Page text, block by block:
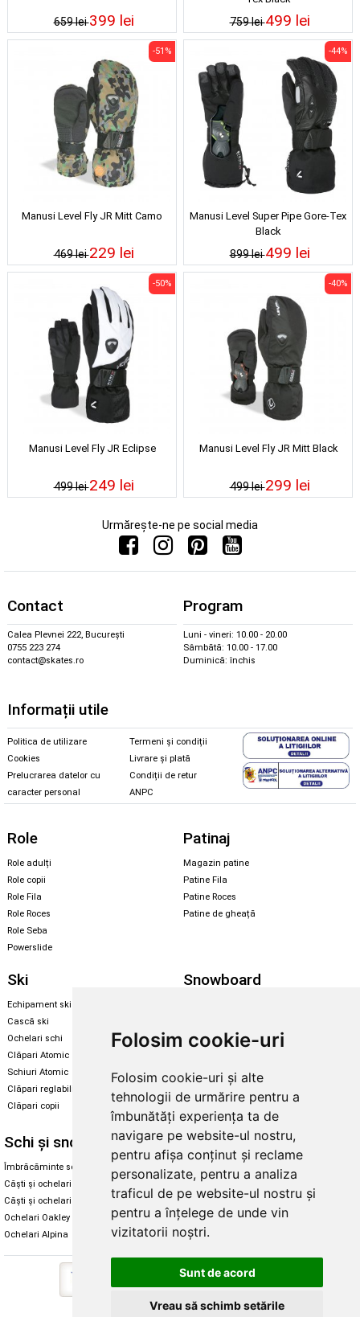
Folosim cookie-uri
Folosim cookie-uri și alte
tehnologii de urmărire pentru a
îmbunătăți experiența ta de
navigare pe website-ul nostru,
pentru afișa conținut și reclame
personalizate, pentru a analiza
traficul de pe website-ul nostru și
pentru a înțelege de unde vin
vizitatorii noștri.
Sunt de acord
Vreau să schimb setările
659 lei399 lei 759 lei499 lei
Manusi Level Fly JR Mitt Camo
469 lei
-51%
229 lei
Manusi Level Super Pipe Gore-Tex
Black
899 lei
-44%
499 lei
Manusi Level Fly JR Eclipse
499 lei
-50%
249 lei
Manusi Level Fly JR Mitt Black
499 lei
-40%
299 lei
Urmărește-ne pe social media
Contact
Calea Plevnei 222, București
0755 223 274
contact@skates.ro
Program
Luni - vineri: 10.00 - 20.00
Sâmbătă: 10.00 - 17.00
Duminică: închis
Informații utile
Politica de utilizare
Cookies
Prelucrarea datelor cu
caracter personal
Termeni și condiții
Livrare și plată
Condiții de retur
ANPC
Role
Role adulți
Role copii
Role Fila
Role Roces
Role Seba
Powerslide
Patinaj
Magazin patine
Patine Fila
Patine Roces
Patine de gheață
Ski
Echipament ski
Cască ski
Ochelari schi
Clăpari Atomic
Schiuri Atomic
Clăpari reglabili
Clăpari copii
Snowboard
Legături Rome SDS
Skate & longboard
Santa Cruz
Enuff Skateboards
Schi și snowboard
Îmbrăcăminte schi și snowboard
Căști și ochelari de iarnă
Căști și ochelari Alpina
Ochelari Oakley
Ochelari Alpina
Diverse
Cum aleg ochelarii
Ochelari de soare Oakley
Ochelari de soare Alpina
Intretinere manusi